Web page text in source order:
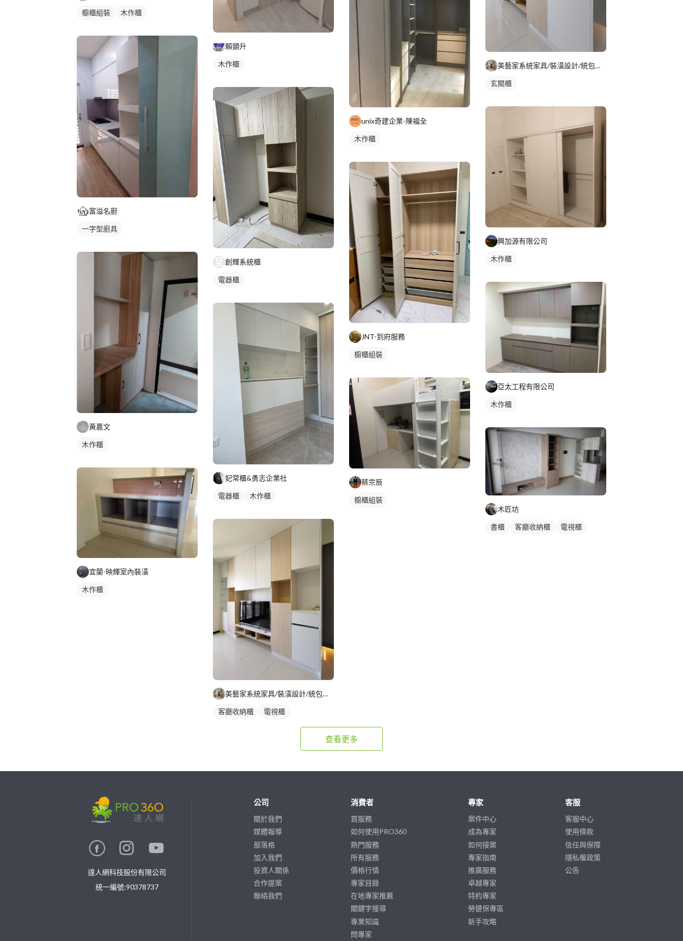
櫥櫃組裝 木作櫃
富溢名廚
一字型廚具
黃嘉文
木作櫃
宜蘭-映輝室內裝潢
木作櫃
賴顗升
木作櫃
創輝系統櫃
電器櫃
妃常櫃&勇志企業社
電器櫃 木作櫃
美藝家系統家具/裝潢設計/統包服務
客廳收納櫃 電視櫃
unix奇建企業-陳福全
木作櫃
JNT-到府服務
櫥櫃組裝
蔡宗辰
櫥櫃組裝
美藝家系統家具/裝潢設計/統包服務
玄關櫃
興加源有限公司
木作櫃
亞太工程有限公司
木作櫃
木匠坊
書櫃 客廳收納櫃
電視櫃
查看更多
達人網科技股份有限公司
統一編號:90378737
公司
關於我們
媒體報導
部落格
加入我們
投資人關係
合作提案
聯絡我們
消費者
買服務
如何使用PRO360
熱門服務
所有服務
價格行情
專家目錄
在地專家推薦
關鍵字搜尋
專業知識
問專家
專家
案件中心
成為專家
如何接案
專家指南
推廣服務
卓越專家
特約專家
勞健保專區
新手攻略
客服
客服中心
使用條款
信任與保障
隱私權政策
公告